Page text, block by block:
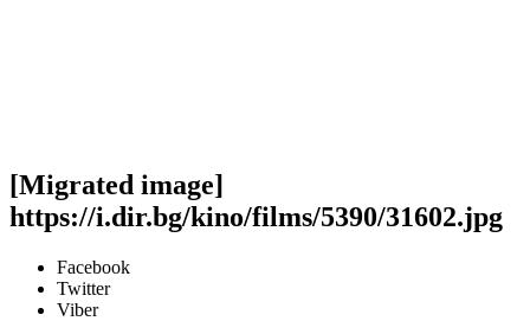
[Migrated image]
https://i.dir.bg/kino/films/5390/31602.jpg
Facebook
Twitter
Viber